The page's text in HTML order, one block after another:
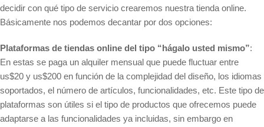
decidir con qué tipo de servicio crearemos nuestra tienda online.
Básicamente nos podemos decantar por dos opciones:
Plataformas de tiendas online del tipo “hágalo usted mismo”:
En estas se paga un alquiler mensual que puede fluctuar entre
us$20 y us$200 en función de la complejidad del diseño, los idiomas
soportados, el número de artículos, funcionalidades, etc. Este tipo de
plataformas son útiles si el tipo de productos que ofrecemos puede
adaptarse a las funcionalidades ya incluidas, sin embargo en